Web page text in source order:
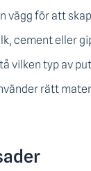
vägg för att
cement eller
typ av
rätt